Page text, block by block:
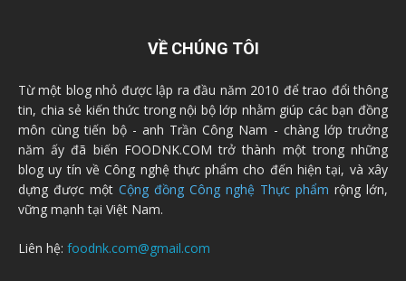
VỀ CHÚNG TÔI
Từ một blog nhỏ được lập ra đầu năm 2010 để trao đổi thông
tin, chia sẻ kiến thức trong nội bộ lớp nhằm giúp các bạn đồng
môn cùng tiến bộ - anh Trần Công Nam - chàng lớp trưởng
năm ấy đã biến FOODNK.COM trở thành một trong những
blog uy tín về Công nghệ thực phẩm cho đến hiện tại, và xây
dựng được một Cộng đồng Công nghệ Thực phẩm rộng lớn,
vững mạnh tại Việt Nam.
Liên hệ: foodnk.com@gmail.com